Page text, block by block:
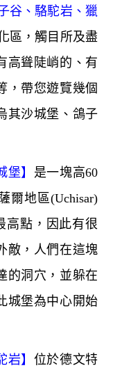
谷、駱駝岩、獵
區，觸目所及盡
高聳陡峭的、有
，帶您遊覽幾個
其沙城堡、鴿子
堡】 是一塊高60
爾地區(Uchisar)
高點，因此有很
敵，人們在這塊
的洞穴，並躲在
城堡為中心開始
岩】 位於德文特